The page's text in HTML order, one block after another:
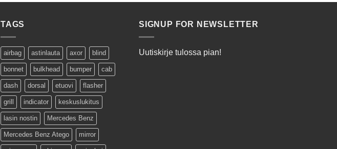
TAGS
airbag astinlauta axor blind
bonnet bulkhead bumper cab
dash dorsal etuovi flasher
grill indicator keskuslukitus
lasin nostin Mercedes Benz
Mercedes Benz Atego mirror
SIGNUP FOR NEWSLETTER
Uutiskirje tulossa pian!